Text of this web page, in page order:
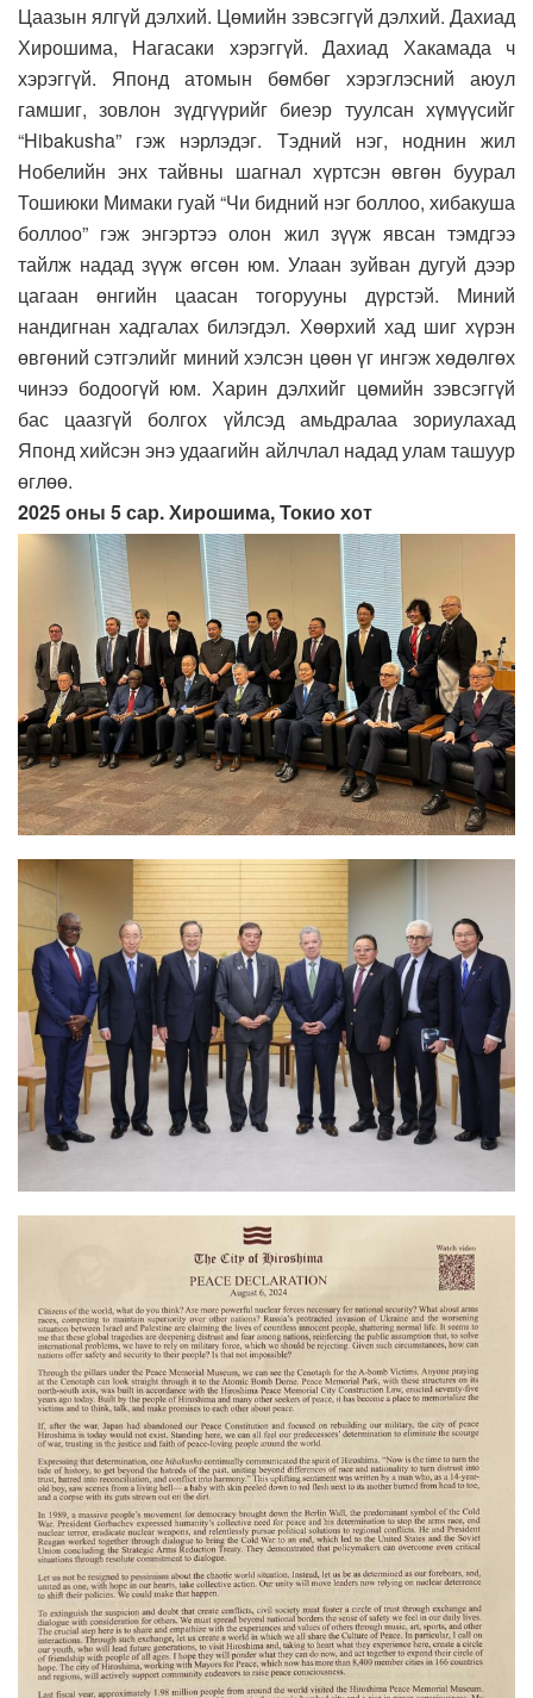
Цаазын ялгүй дэлхий. Цөмийн зэвсэггүй дэлхий. Дахиад
Хирошима, Нагасаки хэрэггүй. Дахиад Хакамада ч
хэрэггүй. Японд атомын бөмбөг хэрэглэсний аюул
гамшиг, зовлон зүдгүүрийг биеэр туулсан хүмүүсийг
“Hibakusha” гэж нэрлэдэг. Тэдний нэг, ноднин жил
Нобелийн энх тайвны шагнал хүртсэн өвгөн буурал
Тошиюки Мимаки гуай “Чи бидний нэг боллоо, хибакуша
боллоо” гэж энгэртээ олон жил зүүж явсан тэмдгээ
тайлж надад зүүж өгсөн юм. Улаан зуйван дугуй дээр
цагаан өнгийн цаасан тогорууны дүрстэй. Миний
нандигнан хадгалах билэгдэл. Хөөрхий хад шиг хүрэн
өвгөний сэтгэлийг миний хэлсэн цөөн үг ингэж хөдөлгөх
чинээ бодоогүй юм. Харин дэлхийг цөмийн зэвсэггүй
бас цаазгүй болгох үйлсэд амьдралаа зориулахад
Японд хийсэн энэ удаагийн айлчлал надад улам ташуур
өглөө.
2025 оны 5 сар. Хирошима, Токио хот